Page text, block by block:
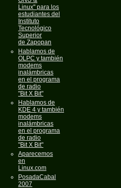
Linux" para los
estudiantes del
Instituto
Tecnológico
Superior
de Zapopan
Hablamos de
OLPC y también
modems
inalámbricas
en el programa
de radio
"Bit X Bit"
Hablamos de
KDE 4 y también
modems
inalámbricas
en el programa
de radio
"Bit X Bit"
Aparecemos
en
Linux.com
PosadaCabal
2007